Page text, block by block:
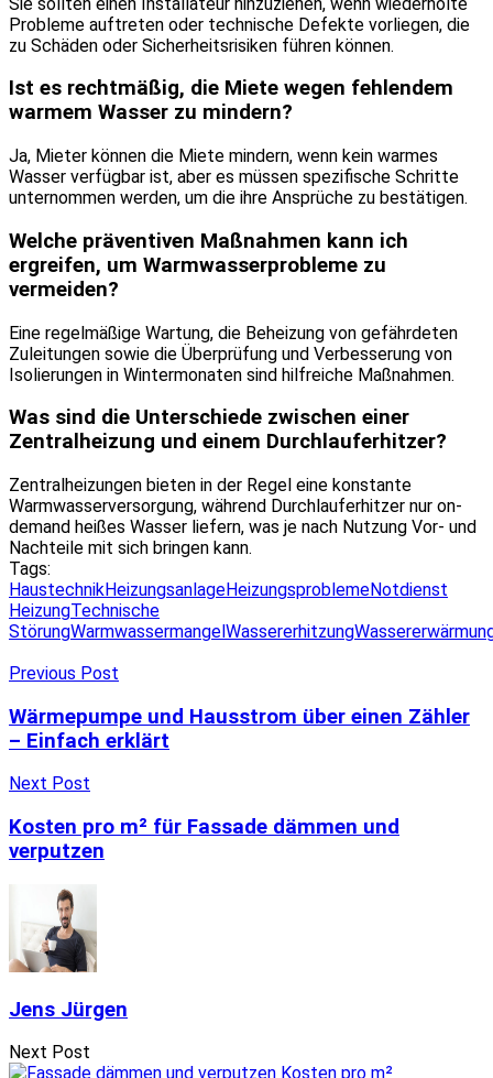
Probleme auftreten oder technische Defekte vorliegen, die
zu Schäden oder Sicherheitsrisiken führen können.
Ist es rechtmäßig, die Miete wegen fehlendem
warmem Wasser zu mindern?
Ja, Mieter können die Miete mindern, wenn kein warmes
Wasser verfügbar ist, aber es müssen spezifische Schritte
unternommen werden, um die ihre Ansprüche zu bestätigen.
Welche präventiven Maßnahmen kann ich
ergreifen, um Warmwasserprobleme zu
vermeiden?
Eine regelmäßige Wartung, die Beheizung von gefährdeten
Zuleitungen sowie die Überprüfung und Verbesserung von
Isolierungen in Wintermonaten sind hilfreiche Maßnahmen.
Was sind die Unterschiede zwischen einer
Zentralheizung und einem Durchlauferhitzer?
Zentralheizungen bieten in der Regel eine konstante
Warmwasserversorgung, während Durchlauferhitzer nur on-
demand heißes Wasser liefern, was je nach Nutzung Vor- und
Nachteile mit sich bringen kann.
Tags:
HaustechnikHeizungsanlageHeizungsproblemeNotdienst
HeizungTechnische
StörungWarmwassermangelWassererhitzung
Previous Post
Wärmepumpe und Hausstrom über einen Zähler
– Einfach erklärt
Next Post
Kosten pro m² für Fassade dämmen und
verputzen
Jens Jürgen
Next Post